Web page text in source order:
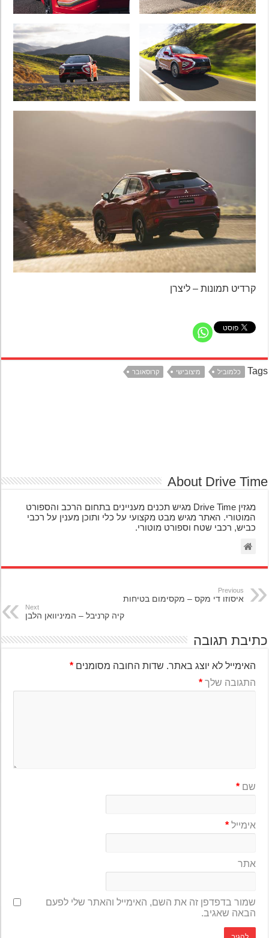
קרדיט תמונות – ליצרן
כלמוביל מיצובישי קרוסאובר
About Drive
מגזין Drive Time מגיש תכנים מעניינים בתחום הרכב והספורט
המוטורי. האתר מגיש מבט מקצועי על כלי ותוכן מענין על רכבי
כביש, רכבי שטח וספורט מוטורי.
Previous
איסוזו די מקס – מקסימום בטיחות
Next
קיה קרניבל – המיניוואן הלבן
תגובה
האימייל לא יוצג באתר. שדות החובה מסומנים*
התגובה שלך*
שם*
אימייל*
אתר
שמור בדפדפן זה את השם, האימייל והאתר שלי לפעם
הבאה שאגיב.